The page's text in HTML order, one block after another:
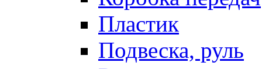
Пластик
Подвеска, руль